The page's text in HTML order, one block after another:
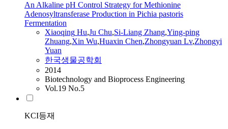
An Alkaline pH Control Strategy for Methionine
Adenosyltransferase Production in Pichia pastoris
Fermentation
Xiaoqing Hu,Ju Chu,Si-Liang Zhang,Ying-ping
Zhuang,Xin Wu,Huaxin Chen,Zhongyuan Lv,Zhongyi
Yuan
한국생물공학회
2014
Biotechnology and Bioprocess Engineering
Vol.19 No.5
KCI등재